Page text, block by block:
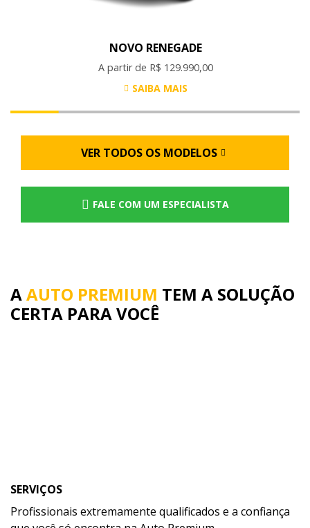
NOVO RENEGADE
A partir de R$ 129.990,00
SAIBA MAIS
VER TODOS OS MODELOS
FALE COM UM ESPECIALISTA
AAUTO PREMIUM TEM A SOLUÇÃO
CERTA PARA VOCÊ
SERVIÇOS
Profissionais extremamente qualificados e a confiança